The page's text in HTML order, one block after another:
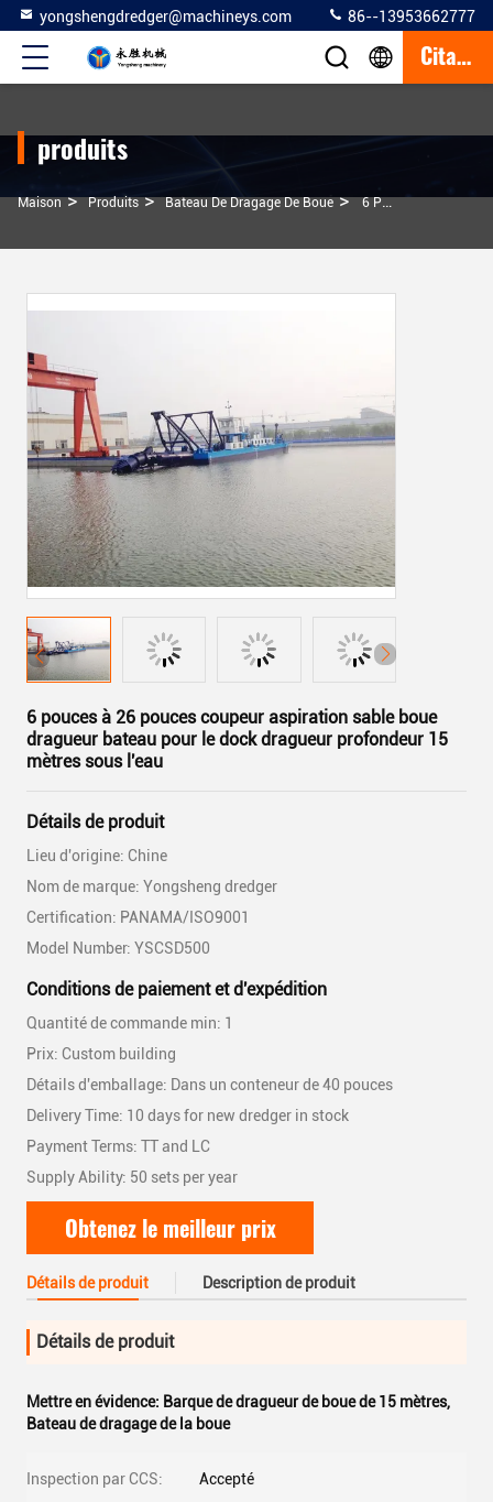
yongshengdredger@machineys.com 86--13953662777
Citation
produits
Maison > Produits > Bateau De Dragage De Boue > 6 Pouces À 26 Pouces Coupeur Aspiration Sable Boue Dragueur Bateau Pour Le Dock Dragueur Profondeur 15 Mètres Sous L'eau
6 pouces à 26 pouces coupeur aspiration sable boue
dragueur bateau pour le dock dragueur profondeur 15
mètres sous l'eau
Détails de produit
Lieu d'origine: Chine
Nom de marque: Yongsheng dredger
Certification: PANAMA/ISO9001
Model Number: YSCSD500
Conditions de paiement et d'expédition
Quantité de commande min: 1
Prix: Custom building
Détails d'emballage: Dans un conteneur de 40 pouces
Delivery Time: 10 days for new dredger in stock
Payment Terms: TT and LC
Supply Ability: 50 sets per year
Obtenez le meilleur prix
Détails de produit Description de produit
Détails de produit
Mettre en évidence: Barque de dragueur de boue de 15 mètres,
Bateau de dragage de la boue
Inspection par CCS: Accepté